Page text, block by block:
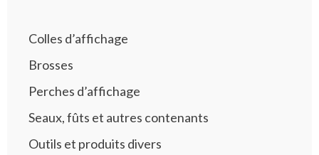
Colles d’affichage
Brosses
Perches d’affichage
Seaux, fûts et autres contenants
Outils et produits divers